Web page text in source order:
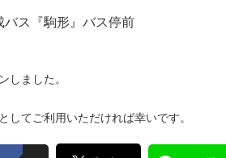
ス『駒形』バス停前
しました。
してご利用いただければ幸いです。